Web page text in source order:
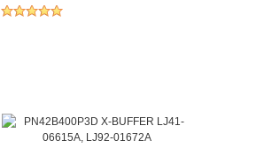
Jetzt nur noch €85.56